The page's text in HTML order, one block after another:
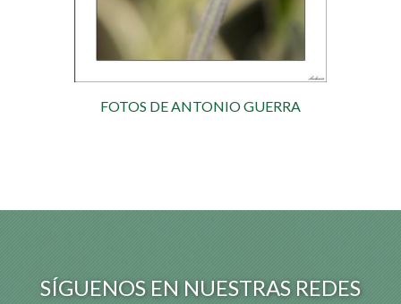
FOTOS DE ANTONIO GUERRA
SÍGUENOS EN NUESTRAS REDES